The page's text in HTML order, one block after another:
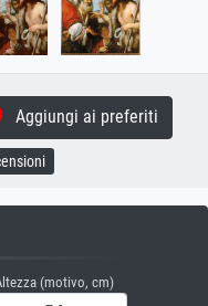
Aggiungi ai preferiti
(motivo, cm)